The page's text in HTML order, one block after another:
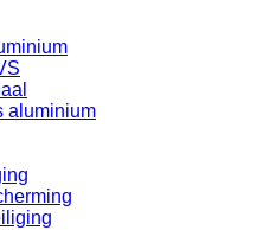
aluminium